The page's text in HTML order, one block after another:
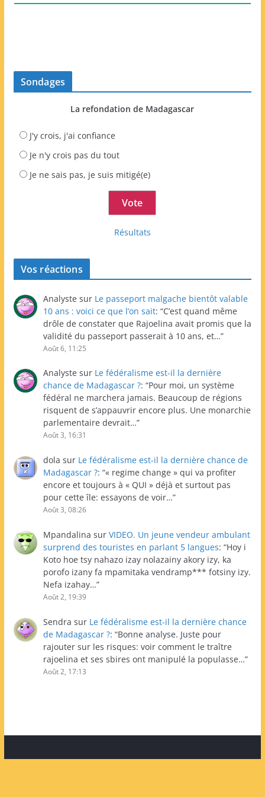
Sondages
La refondation de Madagascar
J'y crois, j'ai confiance
Je n'y crois pas du tout
Je ne sais pas, je suis mitigé(e)
Résultats
Vos réactions
Analyste sur Le passeport malgache bientôt valable
10 ans : voici ce que l’on sait: “C’est quand même
drôle de constater que Rajoelina avait promis que la
validité du passeport passerait à 10 ans, et…”
Août 6, 11:25
Analyste sur Le fédéralisme est-il la dernière
chance de Madagascar ?: “Pour moi, un système
fédéral ne marchera jamais. Beaucoup de régions
risquent de s’appauvrir encore plus. Une monarchie
parlementaire devrait…”
Août 3, 16:31
dola sur Le fédéralisme est-il la dernière chance de
Madagascar ?: “« regime change » qui va profiter
encore et toujours à « QUI » déjà et surtout pas
pour cette île: essayons de voir…”
Août 3, 08:26
Mpandalina sur VIDEO. Un jeune vendeur ambulant
surprend des touristes en parlant 5 langues: “Hoy i
Koto hoe tsy nahazo izay nolazainy akory izy, ka
porofo izany fa mpamitaka vendramp*** fotsiny izy.
Nefa izahay…”
Août 2, 19:39
Sendra sur Le fédéralisme est-il la dernière chance
de Madagascar ?: “Bonne analyse. Juste pour
rajouter sur les risques: voir comment le traître
rajoelina et ses sbires ont manipulé la populasse…”
Août 2, 17:13